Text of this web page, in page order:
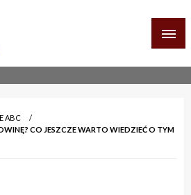
kulinarny
ABC
CO JESZCZE WARTO WIEDZIEĆ O TYM